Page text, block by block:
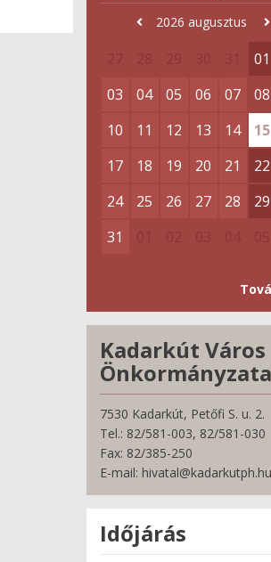
2026 augusztus
01
03
04 05 06 07 08
10
11 12 13 14 15
17
18 19 20 21 22
24
25 26 27 28 29
31
Kadarkút Város
Önkormányzata
7530 Kadarkút, Petőfi S. u. 2.
Tel.: 82/581-003, 82/581-030
Fax: 82/385-250
E-mail: hivatal@kadarkutph.hu
Időjárás